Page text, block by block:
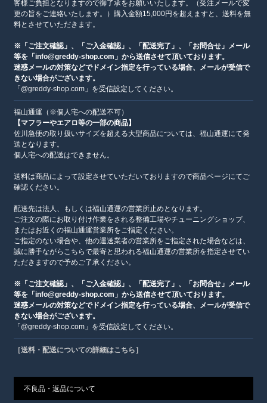
客様ご負担となりますので御了承をお願いいたします。（受注メールで変
更の旨をご連絡いたします。）購入金額15,000円を超えますと、送料を無
料とさせていただきます。
※「ご注文確認」、「ご入金確認」、「配送完了」、「お問合せ」メール
等を「info@greddy-shop.com」から送信させて頂いております。
迷惑メールの対策などでドメイン指定を行っている場合、メールが受信で
きない場合がございます。
「@greddy-shop.com」を受信設定してください。
福山通運（※個人宅への配送不可）
【マフラーやエアロ等の一部の商品】
佐川急便の取り扱いサイズを超える大型商品については、福山通運にて発
送となります。
個人宅への配送はできません。
送料は商品によって設定させていただいておりますので商品ページにてご
確認ください。
配送先は法人、もしくは福山通運の営業所止めとなります。
ご注文の際にお取り付け作業をされる整備工場やチューニングショップ、
またはお近くの福山通運営業所をご指定ください。
ご指定のない場合や、他の運送業者の営業所をご指定された場合などは、
誠に勝手ながらこちらで最寄と思われる福山通運の営業所を指定させてい
ただきますので予めご了承ください。
※「ご注文確認」、「ご入金確認」、「配送完了」、「お問合せ」メール
等を「info@greddy-shop.com」から送信させて頂いております。
迷惑メールの対策などでドメイン指定を行っている場合、メールが受信で
きない場合がございます。
「@greddy-shop.com」を受信設定してください。
［送料・配送についての詳細はこちら］
不良品・返品について